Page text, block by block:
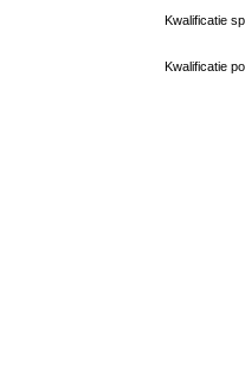
Kwalificatie
Kwalificatie